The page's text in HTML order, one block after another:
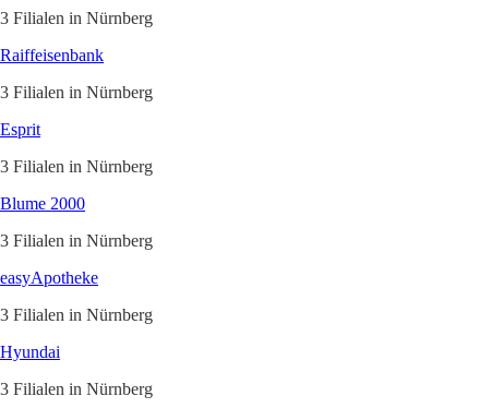
3 Filialen in Nürnberg
Raiffeisenbank
3 Filialen in Nürnberg
Esprit
3 Filialen in Nürnberg
Blume 2000
3 Filialen in Nürnberg
easyApotheke
3 Filialen in Nürnberg
Hyundai
3 Filialen in Nürnberg